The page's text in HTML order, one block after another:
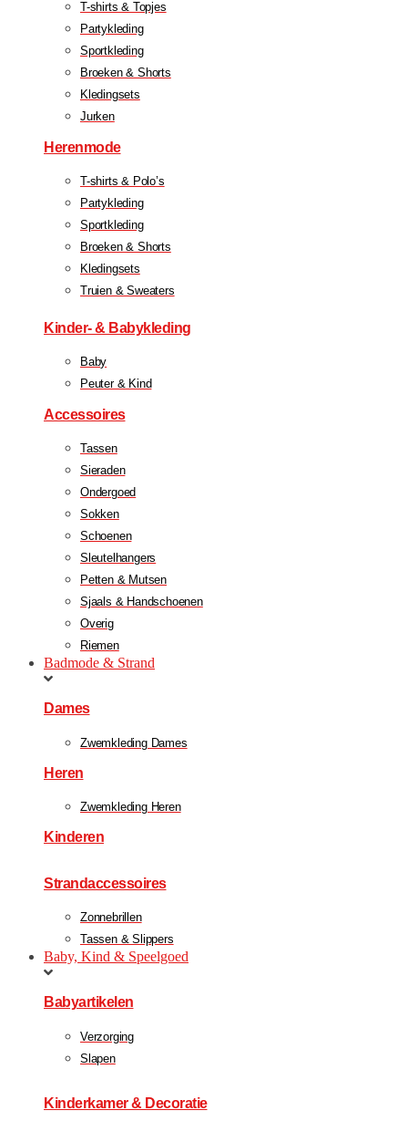
T-shirts & Topjes
Partykleding
Sportkleding
Broeken & Shorts
Kledingsets
Jurken
Herenmode
T-shirts & Polo’s
Partykleding
Sportkleding
Broeken & Shorts
Kledingsets
Truien & Sweaters
Kinder- & Babykleding
Baby
Peuter & Kind
Accessoires
Tassen
Sieraden
Ondergoed
Sokken
Schoenen
Sleutelhangers
Petten & Mutsen
Sjaals & Handschoenen
Overig
Riemen
Badmode & Strand
Dames
Zwemkleding Dames
Heren
Zwemkleding Heren
Kinderen
Strandaccessoires
Zonnebrillen
Tassen & Slippers
Baby, Kind & Speelgoed
Babyartikelen
Verzorging
Slapen
Kinderkamer & Decoratie